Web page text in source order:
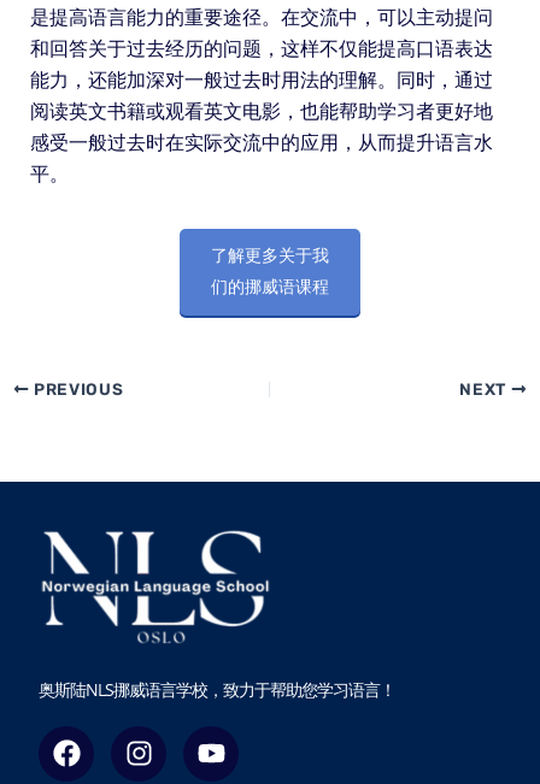
是提高语言能力的重要途径。在交流中，可以主动提问
和回答关于过去经历的问题，这样不仅能提高口语表达
能力，还能加深对一般过去时用法的理解。同时，通过
阅读英文书籍或观看英文电影，也能帮助学习者更好地
感受一般过去时在实际交流中的应用，从而提升语言水
平。
了解更多关于我
们的挪威语课程
PREVIOUS NEXT
奥斯陆NLS挪威语言学校，致力于帮助您学习语言！
F
a
I
n
Y
o